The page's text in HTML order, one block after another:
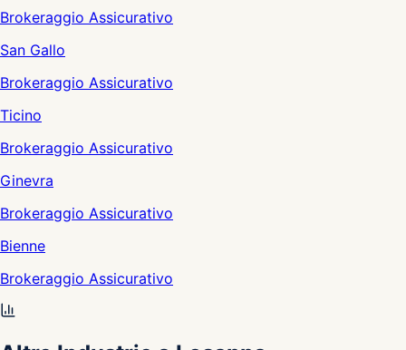
Brokeraggio Assicurativo
San Gallo
Brokeraggio Assicurativo
Ticino
Brokeraggio Assicurativo
Ginevra
Brokeraggio Assicurativo
Bienne
Brokeraggio Assicurativo